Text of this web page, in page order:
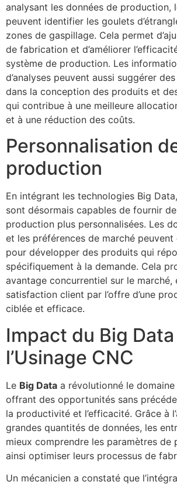
analysant les données de production,
peuvent identifier les goulets
zones de gaspillage. Cela permet
de fabrication et d’améliorer
système de production. Les
d’analyses peuvent aussi suggérer
dans la conception des produits et
qui contribue à une meilleure
et à une réduction des coûts.
Personnalisation
production
En intégrant les technologies Big
sont désormais capables de fournir
production plus personnalisées. Les
et les préférences de marché peuvent
pour développer des produits qui
spécifiquement à la demande. Cela
avantage concurrentiel sur le marché,
satisfaction client par l’offre d’une
ciblée et efficace.
Impact du Big
l’Usinage CNC
Le Big Data a révolutionné le domaine
offrant des opportunités sans
la productivité et l’efficacité. Grâce à
grandes quantités de données, les
mieux comprendre les paramètres de
ainsi optimiser leurs processus de
Un mécanicien a constaté que